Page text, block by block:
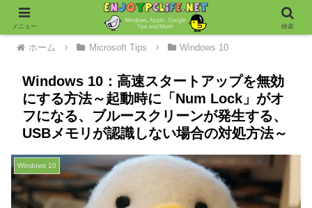
ホーム Microsoft Tips Windows 10
Windows 10：高速スタートアップを無効
にする方法～起動時に「Num Lock」がオ
フになる、ブルースクリーンが発生する、
USBメモリが認識しない場合の対処方法～
Windows 10
メニュー 検索